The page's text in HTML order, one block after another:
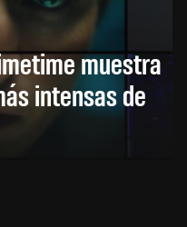
muestra
intensas de